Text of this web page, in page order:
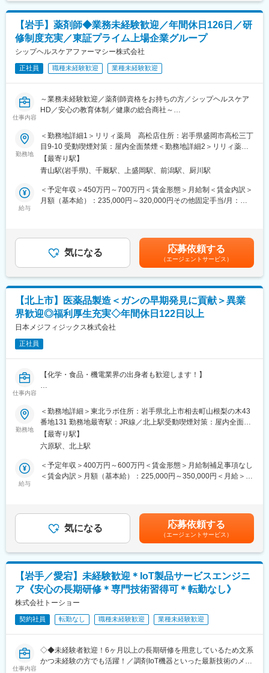
SNS「MCS」や電話、指示書等を用いて情報を共有します。
また、患者さんやご家族から診療所に入る容態についての連絡へ
の対応も看護師の重要な業務となっております。
変更の範囲：会社の定める業務
日本は、世界に誇る医療保険制度と医療技術と医薬品の進歩によ
り、超高齢社会となりました。それにともない今後ますます増加
する在宅医療や高齢者医療に対応するため、臨床栄養の分野での
Parenteral Nutrition（静脈栄養）のみならず、経口摂取も含めた
Enteral Nutrition（経腸栄養）の重要性がより認識されるようにな
ってまいります。
この経腸栄養を通じて医療や健康に貢献する会社として「イーエ
ヌ大塚製薬株式会社」は、2002年3月に、「大塚製薬株式会社」
と「雪印乳業株式会社（現・雪印メグミルク株式会社）」そして
「株式会社大塚製薬工場」の三社の出資により設立されました。
伝達力を活かし、経腸栄養剤である「ツインライン」「ラコー
ル」「イノラス」、かむ力が弱くなった方向けの食事「あいー
と」などの製品を通じて、多くの患者様の健康回復に貢献してお
ります。
変更の範囲：会社の定める業務
【岩手】薬剤師◆業務未経験歓迎／年間休日126日／研
修制度充実／東証プライム上場企業グループ
シップヘルスケアファーマシー株式会社
正社員 職種未経験歓迎 業種未経験歓迎
仕事内容
～業務未経験歓迎／薬剤師資格をお持ちの方／シップヘルスケア
HD／安心の教育体制／健康の総合商社～
■仕事内容：
処方監査、調剤、服薬支援、薬歴管理、在宅業務、OTC販売など
■診療科目：
一般内科／消化器内科／循環器内科／呼吸器内科／神経内科／脳
神経外科／整形外科／精神科・心療内科／眼科／耳鼻咽喉科／皮
膚科／泌尿器科／小児科
■勤務先店舗情報：
リリィ薬局：盛岡北店岩手県盛岡市上堂2-4-11
リリィ薬局 北上店：岩手県北上市飯豊20地割123-1
一関ドライブスルー薬局：岩手県一関市狐禅寺字大平123-2
千厩調剤薬局：岩手県一関市千厩町千厩字草井沢43-1
リリィ薬局 藤沢店：岩手県一関市藤沢町藤沢字町裏180-2
リリィ薬局 西根店：岩手県八幡平市大更25地割309-3
リリィ薬局 水沢店：岩手県奥州市水沢真城字杉山下70-3
■当社について：
保険薬局だけでなく、有料老人ホームや訪問看護ステーションな
ルディングスのグループ企業でもあり、安定した環境の中で長く
働くことができます。
また、当社は次世代の薬局のあるべき形を見据えて、20年以上前
から在宅医療に取り組んでおり、今後の超高齢社会に対してもビ
■やりがいは地域貢献：
域から多くの「ありがとう」を一緒に集めましょう
■ライフステージの変化があっても安心して働ける会社：
・当社の社員が転職活動をしなくていい環境を作る。そんな思い
から、様々な福利厚生や待遇をご用意しています。仕事もプライ
ベートも充実できる環境を作った結果、新卒3年定着率95.5％とな
りました。
変更の範囲：会社の定める業務
勤務地
＜勤務地詳細1＞リリィ薬局 高松店住所：岩手県盛岡市高松三丁
目9-10 受動喫煙対策：屋内全面禁煙＜勤務地詳細2＞リリィ薬
局 盛岡北店住所：岩手県盛岡市上堂2丁目4-11 勤務地最寄駅：
銀河鉄道線／青山駅受動喫煙対策：屋内全面禁煙＜勤務地詳細3＞
－２ 勤務地最寄駅：東北本線／千厩駅受動喫煙対策：屋内全面禁
煙変更の範囲：会社の定める事業所
【最寄り駅】
青山駅(岩手県)、千厩駅、上盛岡駅、前潟駅、厨川駅
給与
＜予定年収＞450万円～700万円＜賃金形態＞月給制＜賃金内訳＞
月額（基本給）：235,000円～320,000円その他固定手当/月：
当：5,000円賃金はあくまでも目安の金額であり、選考を通じて上
下する可能性があります。月給(月額)は固定手当を含めた表記で
す。
気になる 応募依頼する
（エージェントサービス）
【北上市】医薬品製造＜ガンの早期発見に貢献＞異業
界歓迎◎福利厚生充実◇年間休日122日以上
日本メジフィジックス株式会社
正社員
仕事内容
【化学・食品・機電業界の出身者も歓迎します！】
今回は、放射性医薬品の製造職を募集します。
■医薬品原料生成のための機械（サイクロン）の操作・管理
■医薬品原料を合成装置にて製剤化
■出荷のための包装及び梱包
■生産業務にかかる文書作成
■生産工程や生産業務の効率化・改良改善活動
■製造所の管理（各種試薬や備品等の管理）
のローテーション勤務となります。
21:00～5:30・0:15～8:45・1:30～10:00・18:00～2:30・3:30～
12:00・3:00～11:30・8:00～16:30・5:30～14:00・13:00～
・出荷時間/作業内容の変更に伴い、業務上シフトがごくまれに変
更となる場合がございます。
大幅にシフトが変わる訳ではなく、基本的には提示させて頂いて
おりますシフトから30分単位で変更となります。
【やりがい】
出荷された薬は、その日の内に患者さんに投与され検査が行われ
ます。その検査結果は癌の早期発見につながり、治療方針の決定
に大きな影響を及ぼします。質の高い製品を作ることができれ
ば、より多くの方が救われることになる、やりがいを感じられる
勤務地
＜勤務地詳細＞東北ラボ住所：岩手県北上市相去町山根梨の木43
番地131 勤務地最寄駅：JR線／北上駅受動喫煙対策：屋内全面禁
煙変更の範囲：会社の定める事業所
【最寄り駅】
六原駅、北上駅
給与
＜予定年収＞400万円～600万円＜賃金形態＞月給制補足事項なし
＜賃金内訳＞月額（基本給）：225,000円～350,000円＜月給＞
績のターゲット100％達成の場合支給■昇給：年1回賃金はあくま
でも目安の金額であり、選考を通じて上下する可能性がありま
す。月給(月額)は固定手当を含めた表記です。
気になる 応募依頼する
（エージェントサービス）
【岩手／愛宕】未経験歓迎＊IoT製品サービスエンジニ
ア《安心の長期研修＊専門技術習得可＊転勤なし》
株式会社トーショー
契約社員 転勤なし 職種未経験歓迎 業種未経験歓迎
仕事内容
◇◆未経験者歓迎！6ヶ月以上の長期研修を用意しているため文系
かつ未経験の方でも活躍！／調剤IoT機器といった最新技術のメン